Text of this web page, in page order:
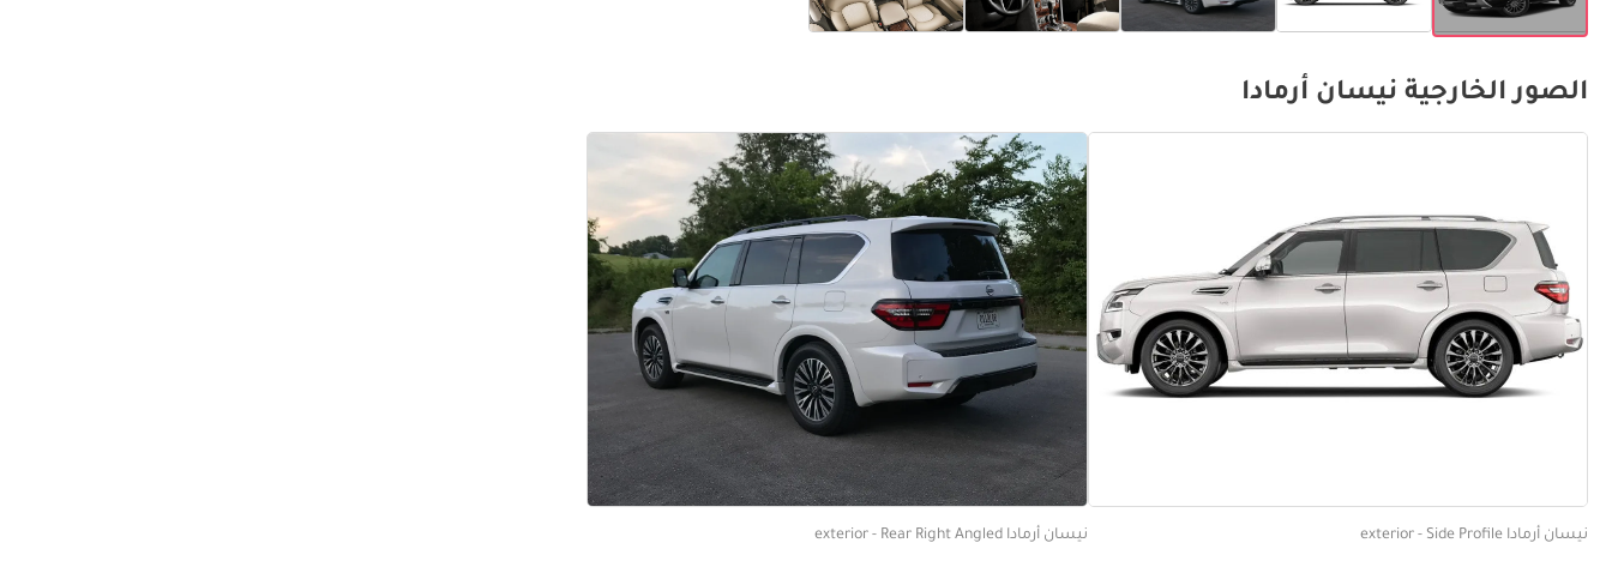
الصور الخارجية نيسان أرمادا
نيسان أرمادا exterior - Side Profile نيسان أرمادا exterior - Rear Right Angled